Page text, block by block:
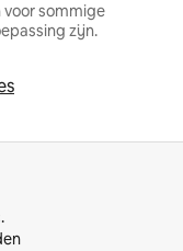
sommige
zijn.